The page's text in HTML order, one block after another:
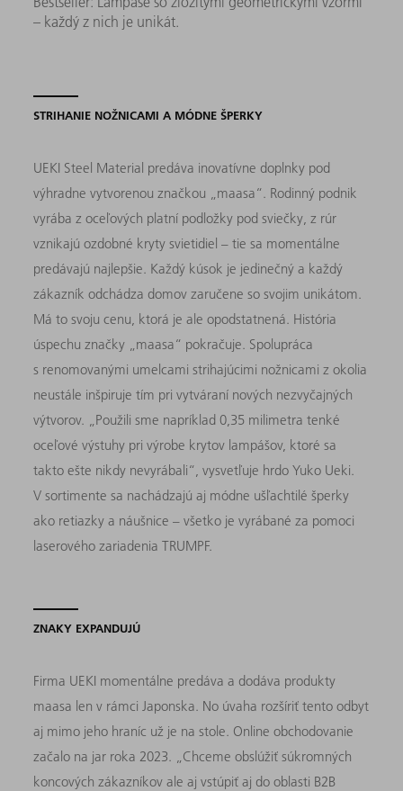
– každý z nich je unikát.
STRIHANIE NOŽNICAMI A MÓDNE ŠPERKY
UEKI Steel Material predáva inovatívne doplnky pod
výhradne vytvorenou značkou „maasa“. Rodinný podnik
vyrába z oceľových platní podložky pod sviečky, z rúr
vznikajú ozdobné kryty svietidiel – tie sa momentálne
predávajú najlepšie. Každý kúsok je jedinečný a každý
zákazník odchádza domov zaručene so svojim unikátom.
Má to svoju cenu, ktorá je ale opodstatnená. História
úspechu značky „maasa“ pokračuje. Spolupráca
s renomovanými umelcami strihajúcimi nožnicami z okolia
neustále inšpiruje tím pri vytváraní nových nezvyčajných
výtvorov. „Použili sme napríklad 0,35 milimetra tenké
oceľové výstuhy pri výrobe krytov lampášov, ktoré sa
takto ešte nikdy nevyrábali“, vysvetľuje hrdo Yuko Ueki.
V sortimente sa nachádzajú aj módne ušľachtilé šperky
ako retiazky a náušnice – všetko je vyrábané za pomoci
laserového zariadenia TRUMPF.
ZNAKY EXPANDUJÚ
Firma UEKI momentálne predáva a dodáva produkty
maasa len v rámci Japonska. No úvaha rozšíriť tento odbyt
aj mimo jeho hraníc už je na stole. Online obchodovanie
začalo na jar roka 2023. „Chceme obslúžiť súkromných
koncových zákazníkov ale aj vstúpiť aj do oblasti B2B